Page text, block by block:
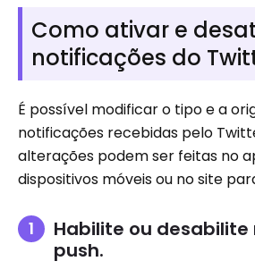
Como ativar e
notificações do
É possível modificar o tipo e a
notificações recebidas pelo
alterações podem ser feitas no
dispositivos móveis ou no site
Habilite ou
push.